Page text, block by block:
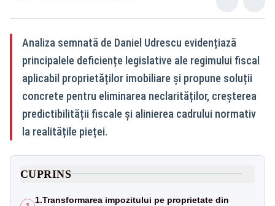
Analiza semnată de Daniel Udrescu evidențiază
principalele deficiențe legislative ale regimului fiscal
aplicabil proprietăților imobiliare și propune soluții
concrete pentru eliminarea neclarităților, creșterea
predictibilității fiscale și alinierea cadrului normativ
la realitățile pieței.
CUPRINS
1.Transformarea impozitului pe proprietate din